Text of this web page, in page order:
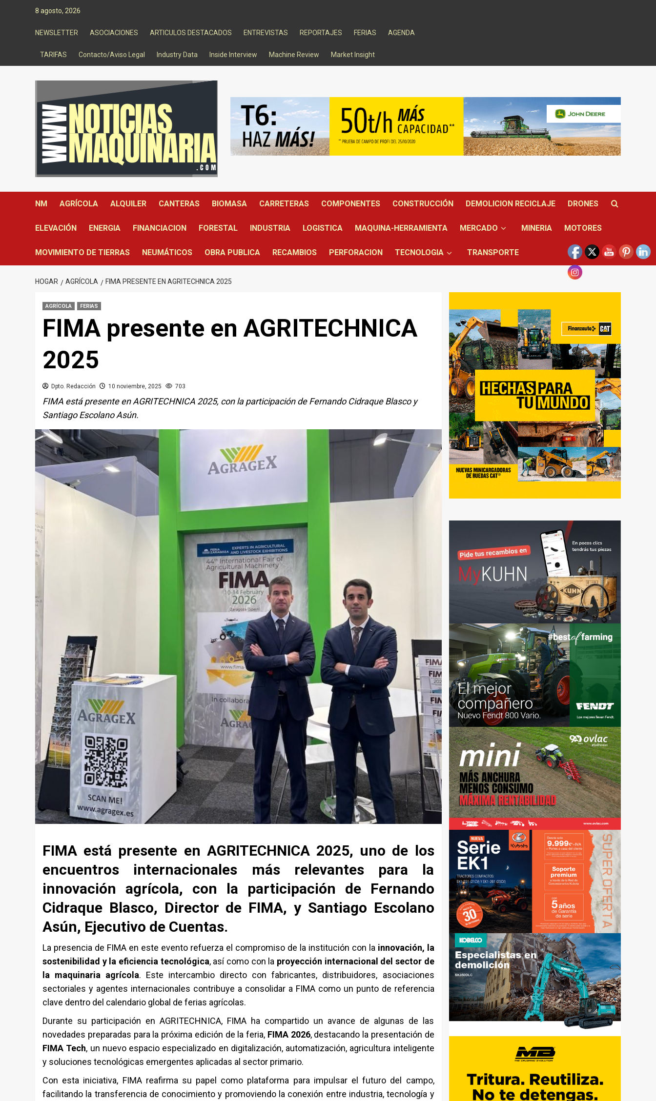
8 agosto, 2026
NEWSLETTER ASOCIACIONES ARTICULOS DESTACADOS ENTREVISTAS REPORTAJES FERIAS AGENDA
TARIFAS Contacto/Aviso Legal Industry Data Inside Interview Machine Review Market Insight
NM AGRÍCOLA ALQUILER CANTERAS BIOMASA CARRETERAS COMPONENTES CONSTRUCCIÓN DEMOLICION RECICLAJE DRONES
ELEVACIÓN ENERGIA FINANCIACION FORESTAL INDUSTRIA LOGISTICA MAQUINA-HERRAMIENTA MERCADO MINERIA MOTORES
MOVIMIENTO DE TIERRAS NEUMÁTICOS OBRA PUBLICA RECAMBIOS PERFORACION TECNOLOGIA TRANSPORTE
HOGAR AGRÍCOLA FIMA PRESENTE EN AGRITECHNICA 2025
AGRÍCOLA FERIAS
FIMA presente en AGRITECHNICA
2025
Dpto. Redacción 10 noviembre, 2025 703
FIMA está presente en AGRITECHNICA 2025, con la participación de Fernando Cidraque Blasco y
Santiago Escolano Asún.
FIMA está presente en AGRITECHNICA 2025, uno de los
encuentros internacionales más relevantes para la
innovación agrícola, con la participación de Fernando
Cidraque Blasco, Director de FIMA, y Santiago Escolano
Asún, Ejecutivo de Cuentas.
La presencia de FIMA en este evento refuerza el compromiso de la institución con la innovación, la
sostenibilidad y la eficiencia tecnológica, así como con la proyección internacional del sector de
la maquinaria agrícola. Este intercambio directo con fabricantes, distribuidores, asociaciones
sectoriales y agentes internacionales contribuye a consolidar a FIMA como un punto de referencia
clave dentro del calendario global de ferias agrícolas.
Durante su participación en AGRITECHNICA, FIMA ha compartido un avance de algunas de las
novedades preparadas para la próxima edición de la feria, FIMA 2026, destacando la presentación de
FIMA Tech, un nuevo espacio especializado en digitalización, automatización, agricultura inteligente
y soluciones tecnológicas emergentes aplicadas al sector primario.
Con esta iniciativa, FIMA reafirma su papel como plataforma para impulsar el futuro del campo,
facilitando la transferencia de conocimiento y promoviendo la conexión entre industria, tecnología y